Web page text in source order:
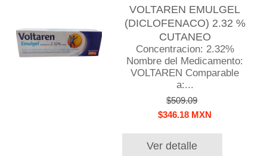
VOLTAREN EMULGEL
(DICLOFENACO) 2.32 %
CUTANEO
Concentracion: 2.32%
Nombre del Medicamento:
VOLTAREN Comparable
a:...
$509.09
$346.18 MXN
Ver detalle